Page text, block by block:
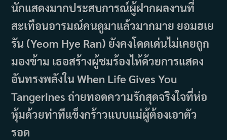
นักแสดงมากประสบการณ์ผู้ฝากผลงานที่
สะเทือนอารมณ์คนดูมาแล้วมากมาย ยอมฮเย
รัน (Yeom Hye Ran) ยังคงโดดเด่นไม่เคยถูก
มองข้าม เธอสร้างผู้ชมร้องไห้ด้วยการแสดง
อันทรงพลังใน When Life Gives You
Tangerines ถ่ายทอดความรักสุดจริงใจที่ห่อ
หุ้มด้วยท่าทีแข็งกร้าวแบบแม่ผู้ต้องเอาตัว
รอด